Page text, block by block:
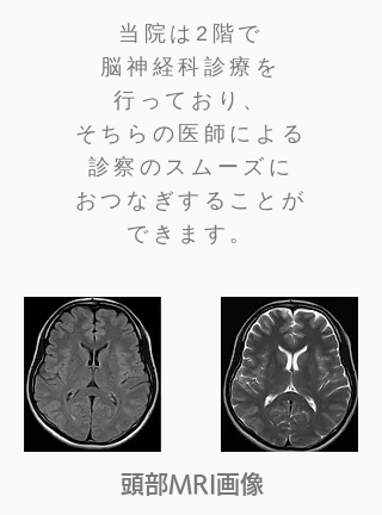
​当院は2階で
脳神経科診療を
行っており、
そちらの医師による
診察のスムーズに
おつなぎすることが
できます。
頭部MRI画像​